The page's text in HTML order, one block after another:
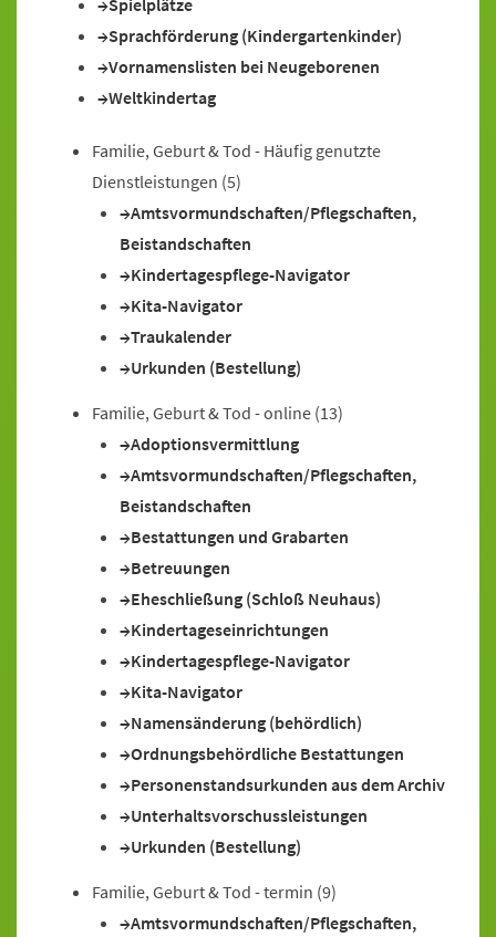
Spielplätze
Sprachförderung (Kindergartenkinder)
Vornamenslisten bei Neugeborenen
Weltkindertag
Familie, Geburt & Tod - Häufig genutzte
Dienstleistungen (5)
Amtsvormundschaften/Pflegschaften,
Beistandschaften
Kindertagespflege-Navigator
Kita-Navigator
Traukalender
Urkunden (Bestellung)
Familie, Geburt & Tod - online (13)
Adoptionsvermittlung
Amtsvormundschaften/Pflegschaften,
Beistandschaften
Bestattungen und Grabarten
Betreuungen
Eheschließung (Schloß Neuhaus)
Kindertageseinrichtungen
Kindertagespflege-Navigator
Kita-Navigator
Namensänderung (behördlich)
Ordnungsbehördliche Bestattungen
Personenstandsurkunden aus dem Archiv
Unterhaltsvorschussleistungen
Urkunden (Bestellung)
Familie, Geburt & Tod - termin (9)
Amtsvormundschaften/Pflegschaften,